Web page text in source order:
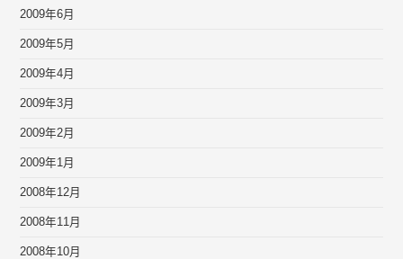
2009年6月
2009年5月
2009年4月
2009年3月
2009年2月
2009年1月
2008年12月
2008年11月
2008年10月